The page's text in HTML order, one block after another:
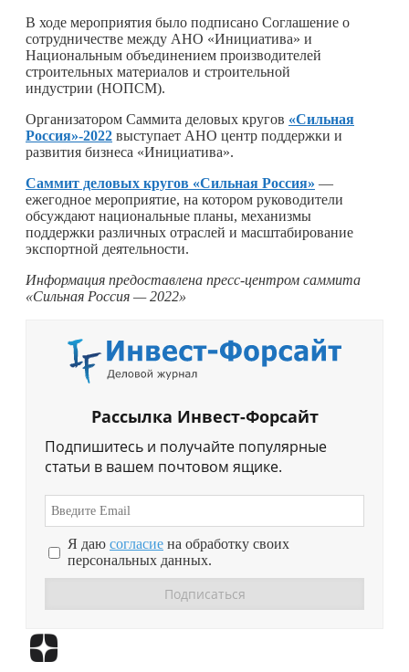
В ходе мероприятия было подписано Соглашение о
сотрудничестве между АНО «Инициатива» и
Национальным объединением производителей
строительных материалов и строительной
индустрии (НОПСМ).
Организатором Саммита деловых кругов «Сильная
Россия»-2022 выступает АНО центр поддержки и
развития бизнеса «Инициатива».
Саммит деловых кругов «Сильная Россия» —
ежегодное мероприятие, на котором руководители
обсуждают национальные планы, механизмы
поддержки различных отраслей и масштабирование
экспортной деятельности.
Информация предоставлена пресс-центром саммита
«Сильная Россия — 2022»
Рассылка Инвест-Форсайт
Подпишитесь и получайте популярные
статьи в вашем почтовом ящике.
Я даю согласие на обработку своих
персональных данных.